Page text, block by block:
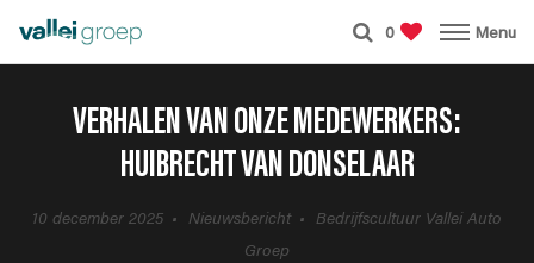
0 Menu
VERHALEN VAN ONZE MEDEWERKERS:
HUIBRECHT VAN DONSELAAR
10 december 2025 Nieuwsbericht
Bedrijfscultuur Vallei Auto
Groep